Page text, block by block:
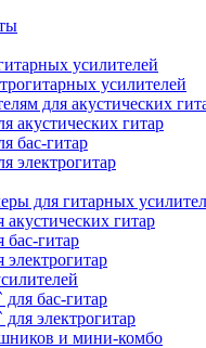
усилителей
усилителей
для акустических
акустических гитар
бас-гитар
электрогитар
для гитарных
гитар
бас-гитар
бас-гитар
электрогитар
и мини-комбо